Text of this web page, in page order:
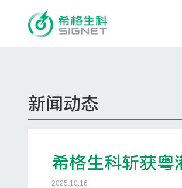
新闻动态
希格生科斩获粤
2025.10.16